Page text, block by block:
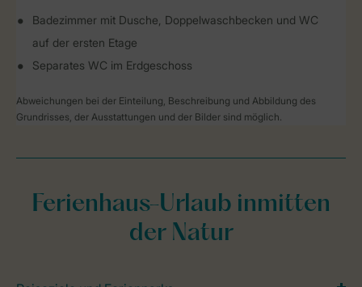
Badezimmer mit Dusche, Doppelwaschbecken und WC
auf der ersten Etage
Separates WC im Erdgeschoss
Abweichungen bei der Einteilung, Beschreibung und Abbildung des
Grundrisses, der Ausstattungen und der Bilder sind möglich.
Ferienhaus-Urlaub inmitten
der Natur